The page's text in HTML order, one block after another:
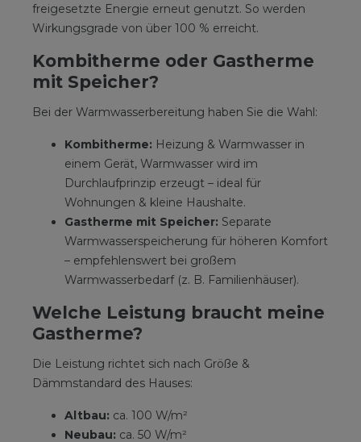
freigesetzte Energie erneut genutzt. So werden
Wirkungsgrade von über 100 % erreicht.
Kombitherme oder Gastherme
mit Speicher?
Bei der Warmwasserbereitung haben Sie die Wahl:
Kombitherme: Heizung & Warmwasser in
einem Gerät, Warmwasser wird im
Durchlaufprinzip erzeugt – ideal für
Wohnungen & kleine Haushalte.
Gastherme mit Speicher: Separate
Warmwasserspeicherung für höheren Komfort
– empfehlenswert bei großem
Warmwasserbedarf (z. B. Familienhäuser).
Welche Leistung braucht meine
Gastherme?
Die Leistung richtet sich nach Größe &
Dämmstandard des Hauses:
Altbau: ca. 100 W/m²
Neubau: ca. 50 W/m²